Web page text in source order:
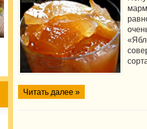
Читать далее »